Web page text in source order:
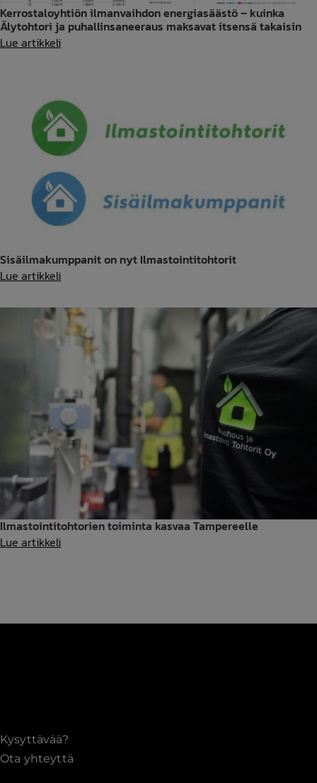
Kerrostaloyhtiön ilmanvaihdon energiasäästö – kuinka
Älytohtori ja puhallinsaneeraus maksavat itsensä takaisin
Lue artikkeliKerrostaloyhtiön
–
kuinka
Älytohtori
ja
puhallinsaneeraus
maksavat
itsensä
takaisin
Sisäilmakumppanit on nyt Ilmastointitohtorit
Lue artikkeliSisäilmakumppanit
nyt
Ilmastointitohtorit
Ilmastointitohtorien toiminta kasvaa Tampereelle
Lue artikkeliIlmastointitohtorien
Kysyttävää?
Ota yhteyttä